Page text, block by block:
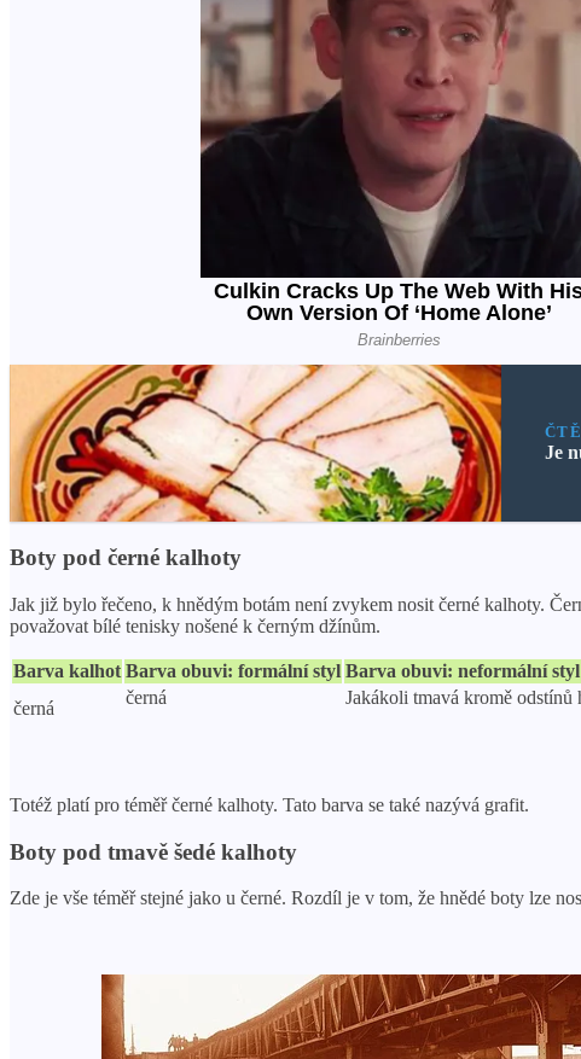
Je
Boty pod černé kalhoty
Jak již bylo řečeno, k hnědým botám není zvykem nosit černé kalhoty.
považovat bílé tenisky nošené k černým džínům.
Barva kalhot Barva obuvi: formální styl Barva obuvi: neformální styl
černá
černá Jakákoli tmavá kromě odstínů
Totéž platí pro téměř černé kalhoty. Tato barva se také nazývá grafit.
Boty pod tmavě šedé kalhoty
Zde je vše téměř stejné jako u černé. Rozdíl je v tom, že hnědé boty lze